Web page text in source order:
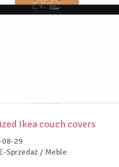
Ikea couch covers
08-29
Sprzedaż / Meble